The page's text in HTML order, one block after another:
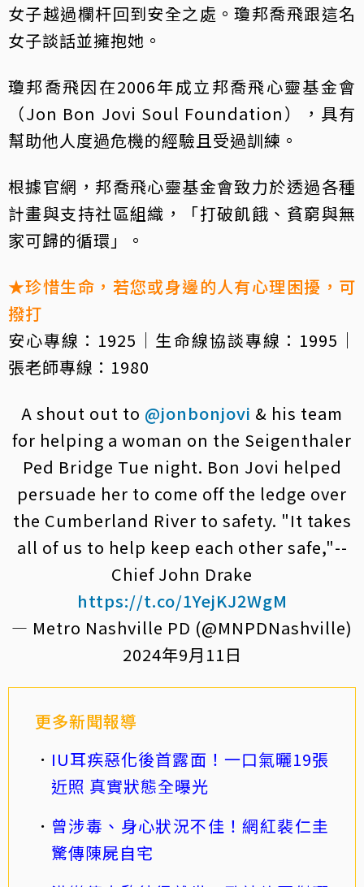
女子越過欄杆回到安全之處。瓊邦喬飛跟這名
女子談話並擁抱她。
瓊邦喬飛因在2006年成立邦喬飛心靈基金會
（Jon Bon Jovi Soul Foundation），具有
幫助他人度過危機的經驗且受過訓練。
根據官網，邦喬飛心靈基金會致力於透過各種
計畫與支持社區組織，「打破飢餓、貧窮與無
家可歸的循環」。
★珍惜生命，若您或身邊的人有心理困擾，可
撥打
安心專線：1925｜生命線協談專線：1995｜
張老師專線：1980
A shout out to @jonbonjovi & his team
for helping a woman on the Seigenthaler
Ped Bridge Tue night. Bon Jovi helped
persuade her to come off the ledge over
the Cumberland River to safety. "It takes
all of us to help keep each other safe,"--
Chief John Drake
https://t.co/1YejKJ2WgM
— Metro Nashville PD (@MNPDNashville)
2024年9月11日
更多新聞報導
IU耳疾惡化後首露面！一口氣曬19張
近照 真實狀態全曝光
曾涉毒、身心狀況不佳！網紅裴仁圭
驚傳陳屍自宅